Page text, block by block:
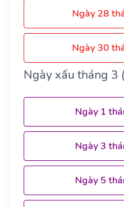
Ngày 28
Ngày 30
Ngày xấu tháng 3
Ngày 1
Ngày 3
Ngày 5